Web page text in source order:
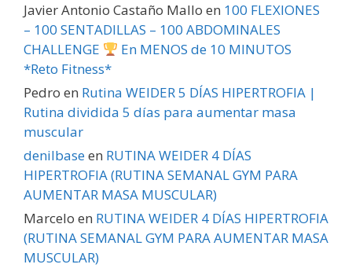
Javier Antonio Castaño Mallo en 100 FLEXIONES
– 100 SENTADILLAS – 100 ABDOMINALES
CHALLENGE
En MENOS de 10 MINUTOS
*Reto Fitness*
Pedro en Rutina WEIDER 5 DÍAS HIPERTROFIA |
Rutina dividida 5 días para aumentar masa
muscular
denilbaseen RUTINA WEIDER 4 DÍAS
HIPERTROFIA (RUTINA SEMANAL GYM PARA
AUMENTAR MASA MUSCULAR)
Marcelo en RUTINA WEIDER 4 DÍAS HIPERTROFIA
(RUTINA SEMANAL GYM PARA AUMENTAR MASA
MUSCULAR)